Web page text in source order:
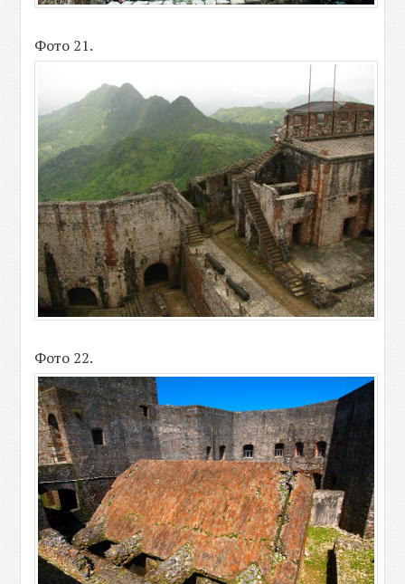
Фото 21.
Фото 22.